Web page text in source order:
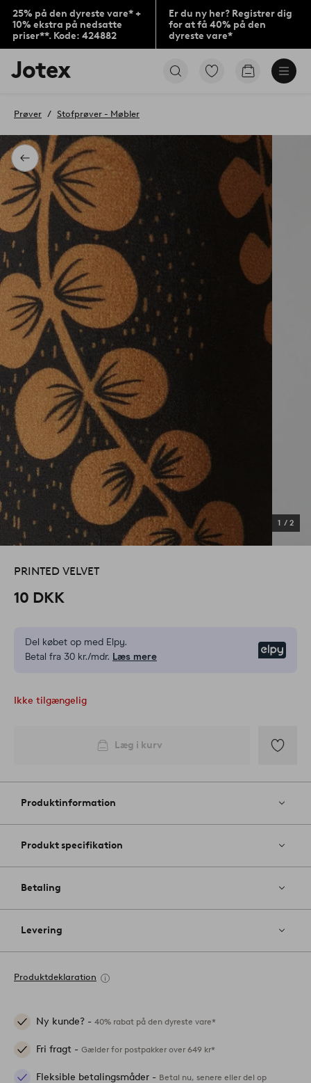
25% på den dyreste vare* +
10% ekstra på nedsatte
priser**. Kode: 424882
Er du ny her? Registrer dig
for at få 40% på den
dyreste vare*
Jotex
logo
til
Gå
Gå
Tilbage
Prøver Stofprøver - Møbler
1 / 2
PRINTED VELVET
10 DKK
Del købet op med Elpy.
Betal fra 30 kr./mdr. Læs mere
Ikke tilgængelig
Læg i kurv
til
Produktinformation
Produkt specifikation
Betaling
Levering
Produktdeklaration
Ny kunde? - 40% rabat på den dyreste vare*
Fri fragt - Gælder for postpakker over 649 kr*
Fleksible betalingsmåder - Betal nu, senere eller del op